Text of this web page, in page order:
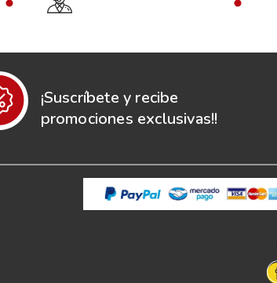
¡Suscríbete y recibe
promociones exclusivas!!